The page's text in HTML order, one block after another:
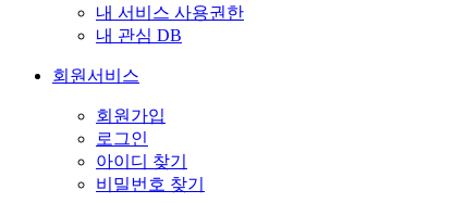
내 서비스 사용권한
내 관심 DB
회원서비스
회원가입
로그인
아이디 찾기
비밀번호 찾기